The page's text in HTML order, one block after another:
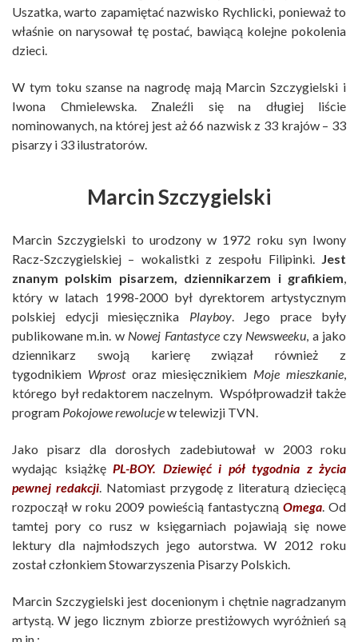
Uszatka, warto zapamiętać nazwisko Rychlicki, ponieważ to
właśnie on narysował tę postać, bawiącą kolejne pokolenia
dzieci.
W tym toku szanse na nagrodę mają Marcin Szczygielski i
Iwona Chmielewska. Znaleźli się na długiej liście
nominowanych, na której jest aż 66 nazwisk z 33 krajów – 33
pisarzy i 33 ilustratorów.
Marcin Szczygielski
Marcin Szczygielski to urodzony w 1972 roku syn Iwony
Racz-Szczygielskiej – wokalistki z zespołu Filipinki.
Jest
znanym polskim pisarzem, dziennikarzem i grafikiem
który w latach 1998-2000 był dyrektorem artystycznym
polskiej edycji miesięcznika Playboy. Jego prace były
publikowane m.in. w Nowej Fantastyceczy Newsweeku , a jako
dziennikarz swoją karierę związał również z
tygodnikiem Wprostoraz miesięcznikiem Moje mieszkanie
którego był redaktorem naczelnym. Współprowadził także
program Pokojowe rewolucjew telewizji TVN.
Jako pisarz dla dorosłych zadebiutował w 2003 roku
wydając książkę PL-BOY. Dziewięć i pół tygodnia z życia
pewnej redakcji. Natomiast przygodę z literaturą dziecięcą
rozpoczął w roku 2009 powieścią fantastyczną Omega. Od
tamtej pory co rusz w księgarniach pojawiają się nowe
lektury dla najmłodszych jego autorstwa. W 2012 roku
został członkiem Stowarzyszenia Pisarzy Polskich.
Marcin Szczygielski jest docenionym i chętnie nagradzanym
artystą. W jego licznym zbiorze prestiżowych wyróżnień są
m.in.: